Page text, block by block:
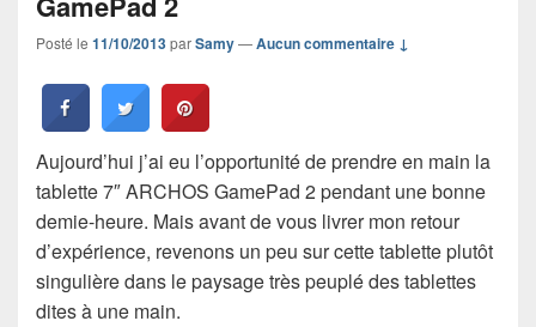
Posté le 11/10/2013parSamy—Aucun commentaire ↓
Aujourd’hui j’ai eu l’opportunité de prendre en main la
tablette 7″ ARCHOS GamePad 2 pendant une bonne
demie-heure. Mais avant de vous livrer mon retour
d’expérience, revenons un peu sur cette tablette plutôt
singulière dans le paysage très peuplé des tablettes
dites à une main.